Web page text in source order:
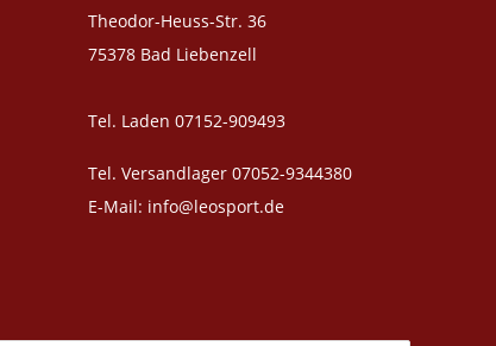
Theodor-Heuss-Str. 36
75378 Bad Liebenzell
Tel. Laden 07152-909493
Tel. Versandlager 07052-9344380
E-Mail: info@leosport.de